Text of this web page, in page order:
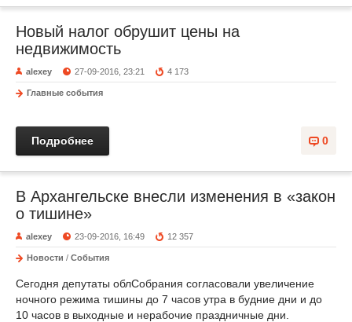
Новый налог обрушит цены на
недвижимость
alexey 27-09-2016, 23:21 4 173
Главные события
0
Подробнее
В Архангельске внесли изменения в «закон
о тишине»
alexey 23-09-2016, 16:49 12 357
Новости / События
Сегодня депутаты облСобрания согласовали увеличение
ночного режима тишины до 7 часов утра в будние дни и до
10 часов в выходные и нерабочие праздничные дни.